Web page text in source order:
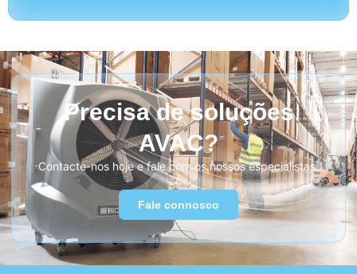
Precisa de soluções
AVAC?
Contacte-nos hoje e fale com os nossos especialistas.
Fale connosco